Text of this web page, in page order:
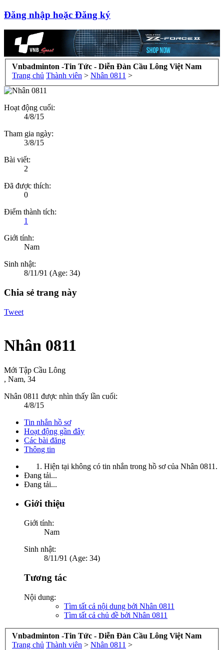
Đăng nhập hoặc Đăng ký
Vnbadminton -Tin Tức - Diễn Đàn Cầu Lông Việt Nam
Trang chủ Thành viên > Nhân 0811 >
Hoạt động cuối:
4/8/15
Tham gia ngày:
3/8/15
Bài viết:
2
Đã được thích:
0
Điểm thành tích:
1
Giới tính:
Nam
Sinh nhật:
8/11/91 (Age: 34)
Chia sẻ trang này
Tweet
Nhân 0811
Mới Tập Cầu Lông
, Nam, 34
Nhân 0811 được nhìn thấy lần cuối:
4/8/15
Tin nhắn hồ sơ
Hoạt động gần đây
Các bài đăng
Thông tin
Hiện tại không có tin nhắn trong hồ sơ của Nhân 0811.
Đang tải...
Đang tải...
Giới thiệu
Giới tính:
Nam
Sinh nhật:
8/11/91 (Age: 34)
Tương tác
Nội dung:
Tìm tất cả nội dung bởi Nhân 0811
Tìm tất cả chủ đề bởi Nhân 0811
Vnbadminton -Tin Tức - Diễn Đàn Cầu Lông Việt Nam
Trang chủ Thành viên > Nhân 0811 >